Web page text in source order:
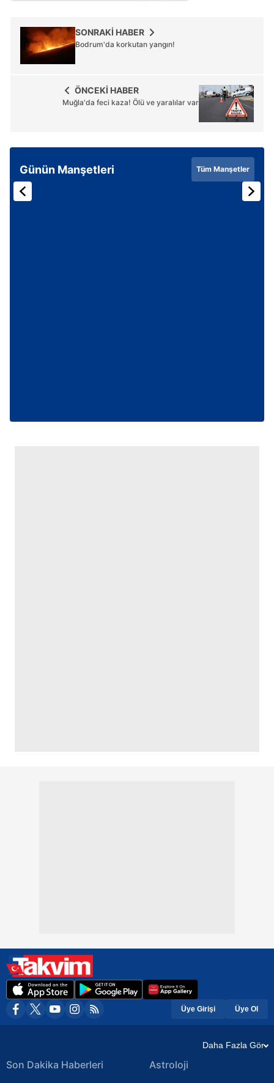
SONRAKİ HABER
Bodrum'da korkutan yangın!
ÖNCEKİ HABER
Muğla'da feci kaza! Ölü ve yaralılar var
Günün Manşetleri Tüm Manşetler
Üye Girişi Üye Ol
Daha Fazla Gör
Son Dakika Haberleri
Astroloji